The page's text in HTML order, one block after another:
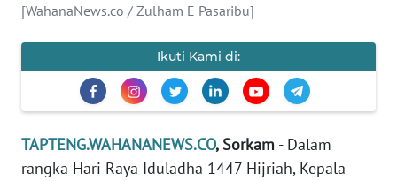
[WahanaNews.co / Zulham E Pasaribu]
Ikuti Kami di:
TAPTENG.WAHANANEWS.CO, Sorkam - Dalam
rangka Hari Raya Iduladha 1447 Hijriah, Kepala
TENTANG
PEDOMAN
SIBER
REDAKSI